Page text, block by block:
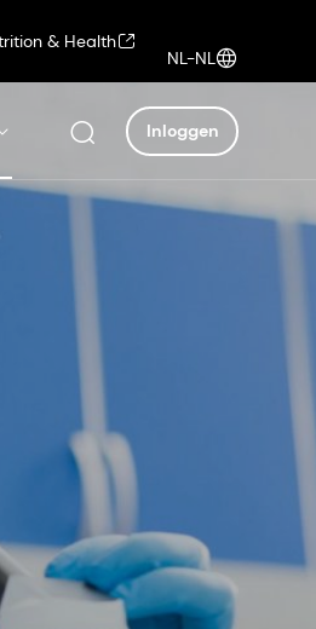
& Health
NL-NL
Inloggen